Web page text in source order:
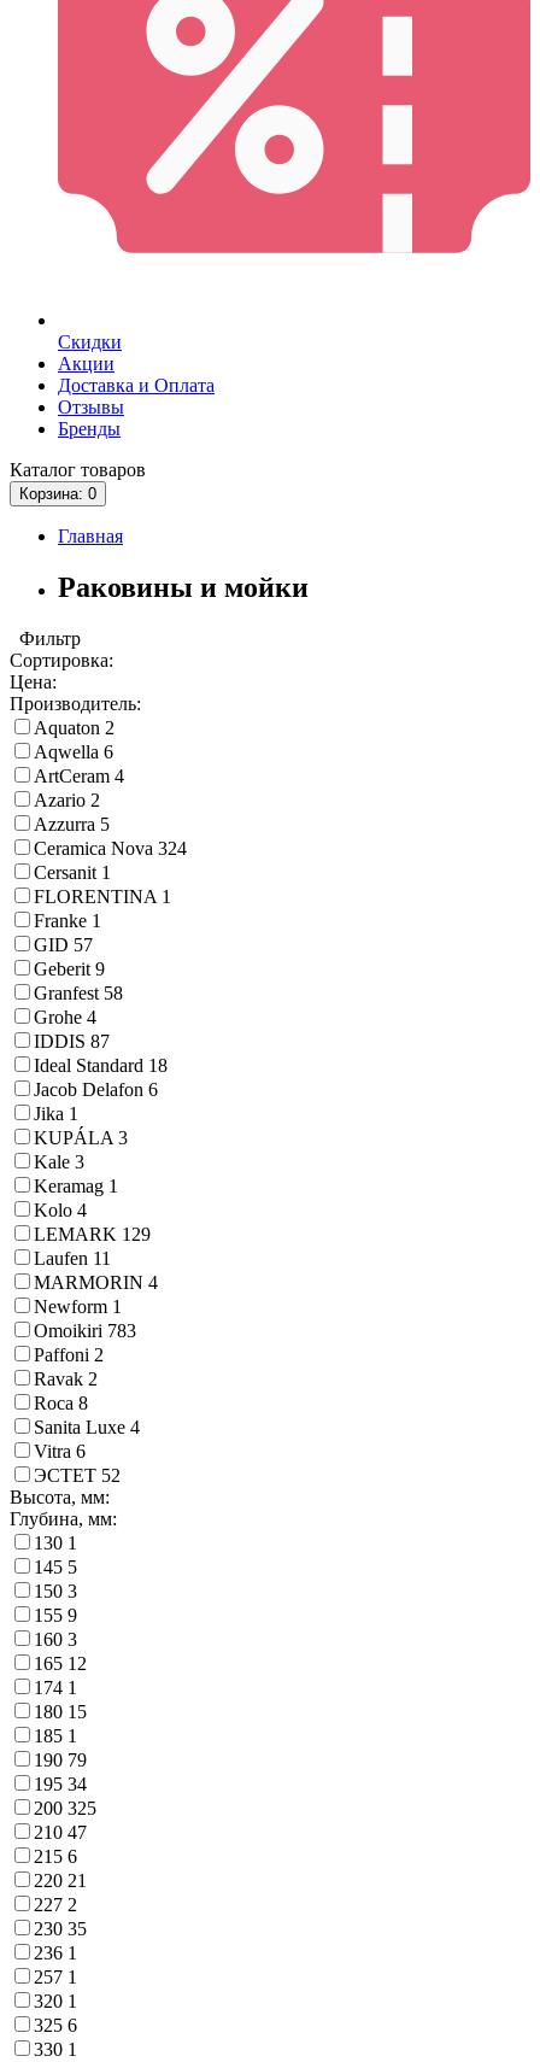
Скидки
Акции
Доставка и Оплата
Отзывы
Бренды
Каталог товаров
Корзина: 0
Главная
Раковины и мойки
Фильтр
Сортировка:
Цена:
Производитель:
Aquaton 2
Aqwella 6
ArtCeram 4
Azario 2
Azzurra 5
Ceramica Nova 324
Cersanit 1
FLORENTINA 1
Franke 1
GID 57
Geberit 9
Granfest 58
Grohe 4
IDDIS 87
Ideal Standard 18
Jacob Delafon 6
Jika 1
KUPÁLA 3
Kale 3
Keramag 1
Kolo 4
LEMARK 129
Laufen 11
MARMORIN 4
Newform 1
Omoikiri 783
Paffoni 2
Ravak 2
Roca 8
Sanita Luxe 4
Vitra 6
ЭСТЕТ 52
Высота, мм:
Глубина, мм:
130 1
145 5
150 3
155 9
160 3
165 12
174 1
180 15
185 1
190 79
195 34
200 325
210 47
215 6
220 21
227 2
230 35
236 1
257 1
320 1
325 6
330 1